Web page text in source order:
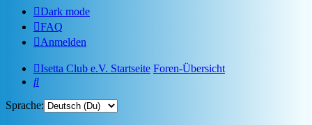
Dark mode
FAQ
Anmelden
Isetta Club e.V. Startseite Foren-Übersicht
Suche
Sprache: